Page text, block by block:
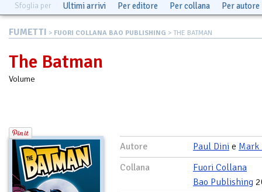
Sfoglia per Ultimi arrivi Per editore Per collana Per autore
FUMETTI > FUORI COLLANA BAO PUBLISHING > THE BATMAN
The Batman
Volume
Autore Paul Dini e
Collana
Fuori Collana
Bao Publishing